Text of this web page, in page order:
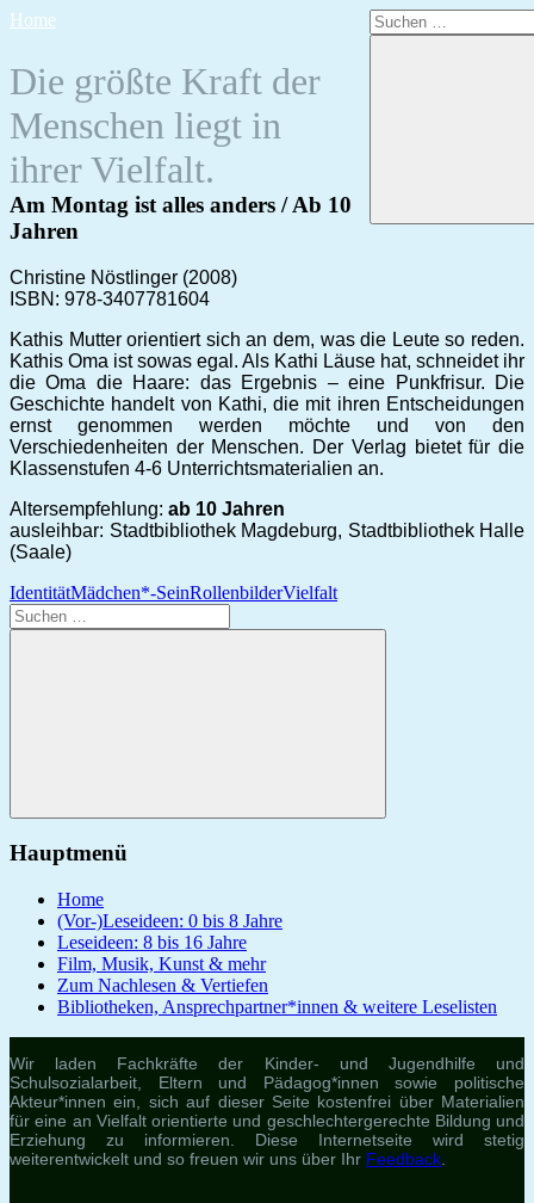
Zum
Home
Die größte Kraft der
Menschen liegt in
ihrer Vielfalt.
Suchen
nach:
Am Montag ist alles anders / Ab 10
Jahren
Christine Nöstlinger (2008)
ISBN: 978-3407781604
Kathis Mutter orientiert sich an dem, was die Leute so reden.
Kathis Oma ist sowas egal. Als Kathi Läuse hat, schneidet ihr
die Oma die Haare: das Ergebnis – eine Punkfrisur. Die
Geschichte handelt von Kathi, die mit ihren Entscheidungen
ernst genommen werden möchte und von den
Verschiedenheiten der Menschen. Der Verlag bietet für die
Klassenstufen 4-6 Unterrichtsmaterialien an.
Altersempfehlung: ab 10 Jahren
ausleihbar: Stadtbibliothek Magdeburg, Stadtbibliothek Halle
(Saale)
IdentitätMädchen*-SeinRollenbilderVielfalt
Suchen
nach:
Suchen
Hauptmenü
Home
(Vor-)Leseideen: 0 bis 8 Jahre
Leseideen: 8 bis 16 Jahre
Film, Musik, Kunst & mehr
Zum Nachlesen & Vertiefen
Bibliotheken, Ansprechpartner*innen & weitere Leselisten
Wir laden Fachkräfte der Kinder- und Jugendhilfe und
Schulsozialarbeit, Eltern und Pädagog*innen sowie politische
Akteur*innen ein, sich auf dieser Seite kostenfrei über Materialien
für eine an Vielfalt orientierte und geschlechtergerechte Bildung und
Erziehung zu informieren. Diese Internetseite wird stetig
weiterentwickelt und so freuen wir uns über Ihr Feedback